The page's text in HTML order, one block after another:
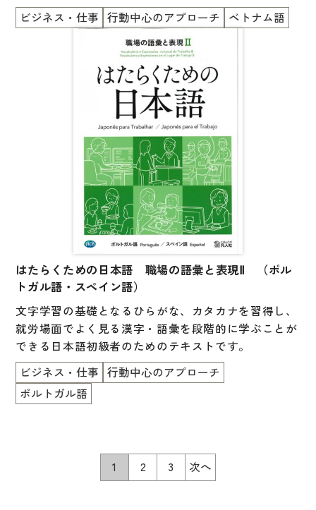
ビジネス・仕事 行動中心のアプローチ ベトナム語
はたらくための日本語 職場の語彙と表現Ⅱ （ポル
トガル語・スペイン語）
文字学習の基礎となるひらがな、カタカナを習得し、
就労場面でよく見る漢字・語彙を段階的に学ぶことが
できる日本語初級者のためのテキストです。
ビジネス・仕事 行動中心のアプローチ
ポルトガル語
1 2 3 次へ